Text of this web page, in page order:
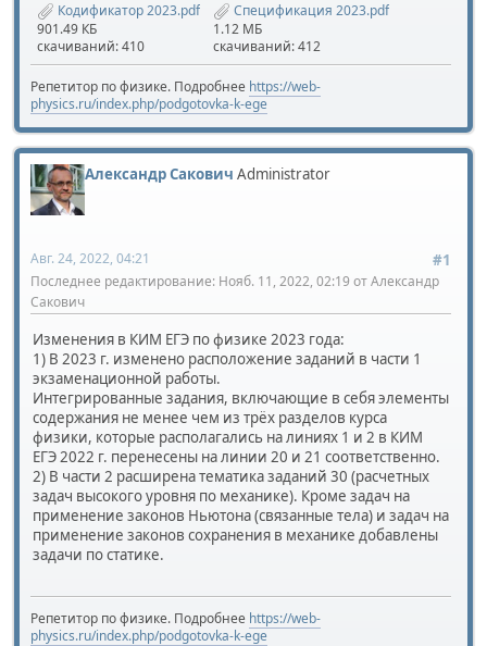
Кодификатор 2023.pdf
901.49 КБ
скачиваний: 410
Спецификация 2023.pdf
1.12 МБ
скачиваний: 412
Репетитор по физике. Подробнее https://web-
physics.ru/index.php/podgotovka-k-ege
Александр Сакович Administrator
#1
Авг. 24, 2022, 04:21
Последнее редактирование: Нояб. 11, 2022, 02:19 от Александр
Сакович
Изменения в КИМ ЕГЭ по физике 2023 года:
1) В 2023 г. изменено расположение заданий в части 1
экзаменационной работы.
Интегрированные задания, включающие в себя элементы
содержания не менее чем из трёх разделов курса
физики, которые располагались на линиях 1 и 2 в КИМ
ЕГЭ 2022 г. перенесены на линии 20 и 21 соответственно.
2) В части 2 расширена тематика заданий 30 (расчетных
задач высокого уровня по механике). Кроме задач на
применение законов Ньютона (связанные тела) и задач на
применение законов сохранения в механике добавлены
задачи по статике.
Репетитор по физике. Подробнее https://web-
physics.ru/index.php/podgotovka-k-ege